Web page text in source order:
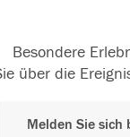
Besondere
über die
Melden Sie sich